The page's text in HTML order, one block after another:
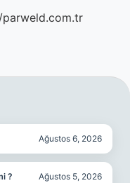
Ağustos 6, 2026
? Ağustos 5, 2026